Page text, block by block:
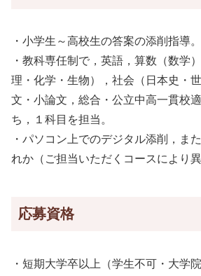
・小学生～高校生の答案の添削指導。
・教科専任制で，英語，算数（数学
理・化学・生物），社会（日本史・
文・小論文，総合・公立中高一貫校
ち，１科目を担当。
・パソコン上でのデジタル添削，ま
れか（ご担当いただくコースにより異
応募資格
・短期大学卒以上（学生不可・大学院